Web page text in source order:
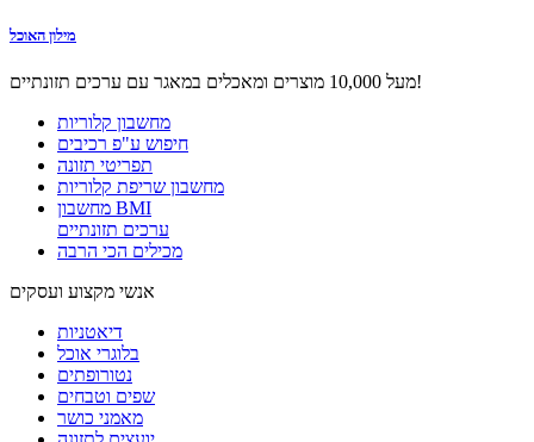
מילון האוכל
מעל 10,000 מוצרים ומאכלים במאגר עם ערכים תזונתיים!
מחשבון קלוריות
חיפוש ע"פ רכיבים
תפריטי תזונה
מחשבון שריפת קלוריות
מחשבון BMI
ערכים תזונתיים
מכילים הכי הרבה
אנשי מקצוע ועסקים
דיאטניות
בלוגרי אוכל
נטורופתים
שפים וטבחים
מאמני כושר